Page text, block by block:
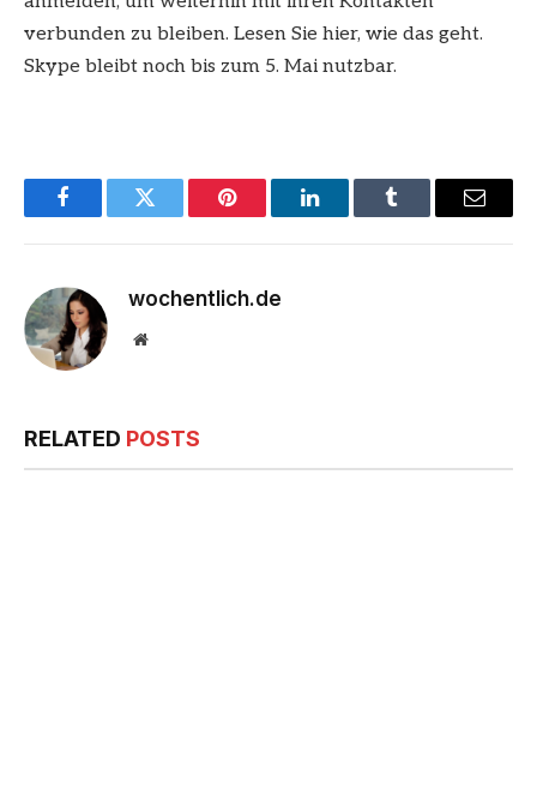
verbunden zu bleiben. Lesen Sie hier, wie das geht.
Skype bleibt noch bis zum 5. Mai nutzbar.
FacebookTwitter Pinterest LinkedInTumblr Email
wochentlich.de
Website
RELATED POSTS